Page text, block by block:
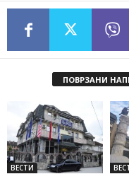
ПОВРЗАНИ
ВЕСТИ